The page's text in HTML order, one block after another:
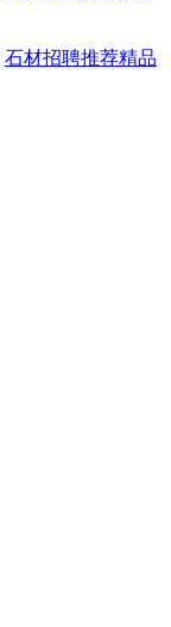
石材招聘推荐精品